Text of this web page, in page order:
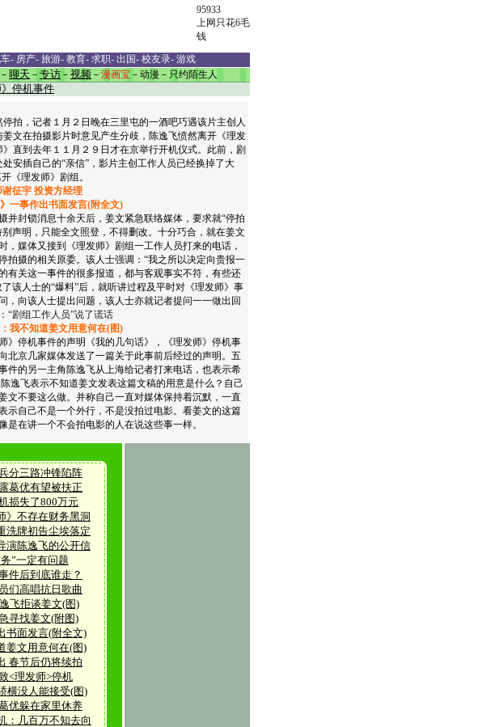
95933
上网只花6毛
钱
- 房产- 旅游- 教育- 求职- 出国- 校友录- 游戏
－ 聊天 － 专访 － 视频 － 漫画宝 － 动漫 － 只约陌生人
》停机事件
拍，记者１月２日晚在三里屯的一酒吧巧遇该片主创人
文在拍摄影片时意见产生分歧，陈逸飞愤然离开《理发
直到去年１１月２９日才在京举行开机仪式。此前，剧
安插自己的“亲信”，影片主创工作人员已经换掉了大
《理发师》剧组。
谢征宇 投资方经理
一事作出书面发言(附全文)
并封锁消息十余天后，姜文紧急联络媒体，要求就“停拍
声明，只能全文照登，不得删改。十分巧合，就在姜文
，媒体又接到《理发师》剧组一工作人员打来的电话，
拍摄的相关原委。该人士强调：“我之所以决定向贵报一
有关这一事件的很多报道，都与客观事实不符，有些还
该人士的“爆料”后，就听讲过程及平时对《理发师》事
，向该人士提出问题，该人士亦就记者提问一一做出回
“剧组工作人员”说了谎话
我不知道姜文用意何在(图)
停机事件的声明《我的几句话》，《理发师》停机事
北京几家媒体发送了一篇关于此事前后经过的声明。五
件的另一主角陈逸飞从上海给记者打来电话，也表示希
逸飞表示不知道姜文发表这篇文稿的用意是什么？自己
文不要这么做。并称自己一直对媒体保持着沉默，一直
示自己不是一个外行，不是没拍过电影。看姜文的这篇
是在讲一个不会拍电影的人在说这些事一样。
分三路冲锋陷阵
葛优有望被扶正
损失了800万元
》不存在财务黑洞
洗牌初告尘埃落定
演陈逸飞的公开信
”一定有问题
件后到底谁走？
们高唱抗日歌曲
飞拒谈姜文(图)
寻找姜文(附图)
书面发言(附全文)
姜文用意何在(图)
春节后仍将续拍
<理发师>停机
横没人能接受(图)
优躲在家里休养
：几百万不知去向